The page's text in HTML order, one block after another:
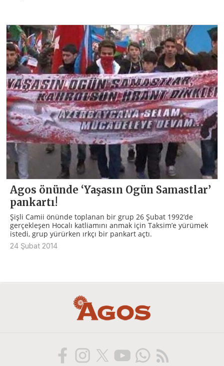
Agos önünde ‘Yaşasın Ogün Samastlar’
pankartı!
Şişli Camii önünde toplanan bir grup 26 Şubat 1992’de
gerçekleşen Hocalı katliamını anmak için Taksim’e yürümek
istedi, grup yürürken ırkçı bir pankart açtı.
24 Şubat 2014